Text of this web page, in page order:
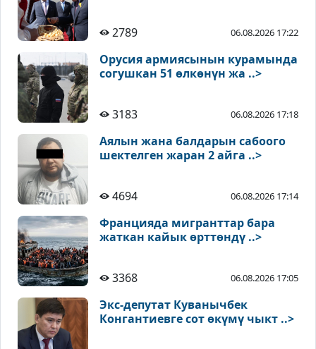
2789 06.08.2026 17:22
Орусия армиясынын курамында
согушкан 51 өлкөнүн жа ..>
3183 06.08.2026 17:18
Аялын жана балдарын сабоого
шектелген жаран 2 айга ..>
4694 06.08.2026 17:14
Францияда мигранттар бара
жаткан кайык өрттөндү ..>
3368 06.08.2026 17:05
Экс-депутат Куванычбек
Конгантиевге сот өкүмү чыкт ..>